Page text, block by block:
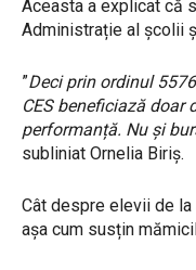
Aceasta a explicat că
Administrație al școlii
”Deci prin ordinul
CES beneficiază doar
performanță. Nu și
subliniat Ornelia Biriș.
Cât despre elevii de
așa cum susțin